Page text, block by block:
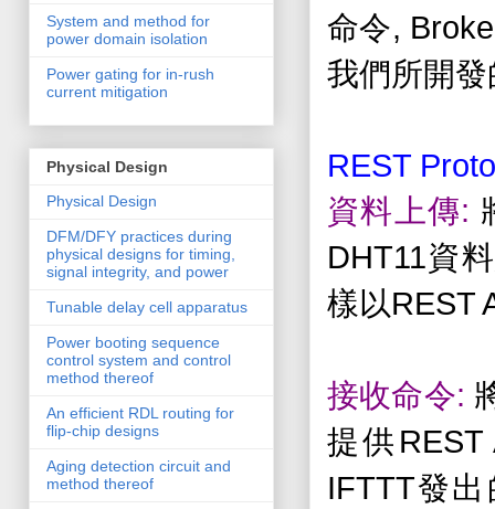
命令,
我們所開發
REST
資料上傳:
DHT11資
樣以REST
接收命令:
提供 REST
IFTTT發出
System and method for
power domain isolation
Power gating for in-rush
current mitigation
Physical Design
Physical Design
DFM/DFY practices during
physical designs for timing,
signal integrity, and power
Tunable delay cell apparatus
Power booting sequence
control system and control
method thereof
An efficient RDL routing for
flip-chip designs
Aging detection circuit and
method thereof